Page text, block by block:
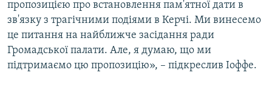
ІНФОГРАФІКА
ДОЛУЧАЙСЯ!
Усі сайти RFE/RL
пропозицією про встановлення пам'ятної дати в
зв'язку з трагічними подіями в Керчі. Ми винесемо
це питання на найближче засідання ради
Громадської палати. Але, я думаю, що ми
підтримаємо цю пропозицію», – підкреслив Іоффе.